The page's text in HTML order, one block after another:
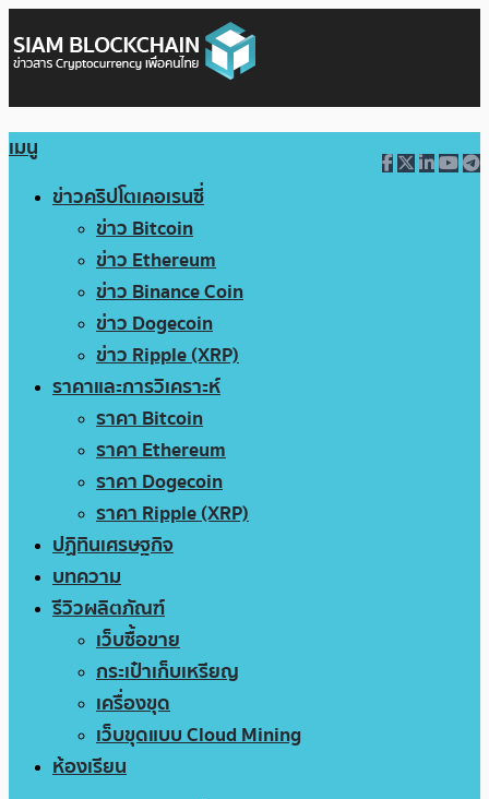
เมนู
ข่าวคริปโตเคอเรนซี่
ข่าว Bitcoin
ข่าว Ethereum
ข่าว Binance Coin
ข่าว Dogecoin
ข่าว Ripple (XRP)
ราคาและการวิเคราะห์
ราคา Bitcoin
ราคา Ethereum
ราคา Dogecoin
ราคา Ripple (XRP)
ปฏิทินเศรษฐกิจ
บทความ
รีวิวผลิตภัณฑ์
เว็บซื้อขาย
กระเป๋าเก็บเหรียญ
เครื่องขุด
เว็บขุดแบบ Cloud Mining
ห้องเรียน